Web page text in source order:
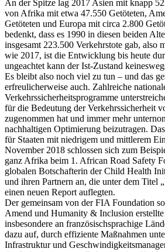
An der Spitze lag 2017 Asien mit knapp
von Afrika mit etwa 47.550 Getöteten,
Getöteten und Europa mit circa 2.800
bedenkt, dass es 1990 in diesen beiden
insgesamt 223.500 Verkehrstote gab, also
wie 2017, ist die Entwicklung bis heute
ungeachtet kann der Ist-Zustand
Es bleibt also noch viel zu tun – und das
erfreulicherweise auch. Zahlreiche
Verkehrssicherheitsprogramme
für die Bedeutung der Verkehrssicherheit
zugenommen hat und immer mehr
nachhaltigen Optimierung beizutragen.
für Staaten mit niedrigem und mittlerem
November 2018 schlossen sich zum
ganz Afrika beim 1. African Road Safety
globalen Botschafterin der Child Health
und ihren Partnern an, die unter dem Titel
einen neuen Report auflegten.
Der gemeinsam von der FIA Foundation
Amend und Humanity & Inclusion
insbesondere an französischsprachige
dazu auf, durch effiziente Maßnahmen
Infrastruktur und